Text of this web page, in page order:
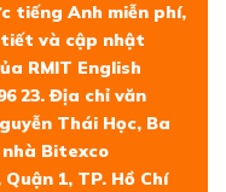
tiếng Anh miễn phí,
và cập nhật
RMIT English
23. Địa chỉ văn
Thái Học, Ba
nhà Bitexco
1, TP. Hồ Chí